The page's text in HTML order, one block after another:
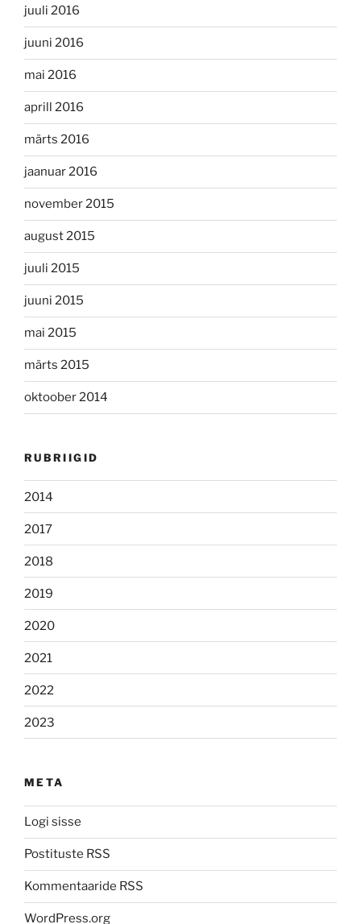
juuli 2016
juuni 2016
mai 2016
aprill 2016
märts 2016
jaanuar 2016
november 2015
august 2015
juuli 2015
juuni 2015
mai 2015
märts 2015
oktoober 2014
RUBRIIGID
2014
2017
2018
2019
2020
2021
2022
2023
META
Logi sisse
Postituste RSS
Kommentaaride RSS
WordPress.org